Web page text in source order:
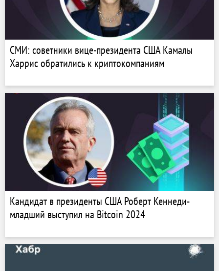
СМИ: советники вице-президента США Камалы
Харрис обратились к криптокомпаниям
Кандидат в президенты США Роберт Кеннеди-
младший выступил на Bitcoin 2024